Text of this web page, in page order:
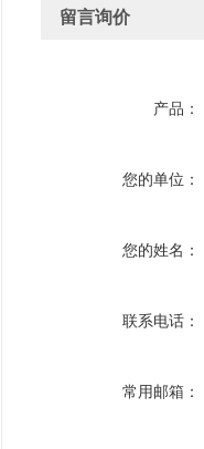
留言询价
产品：
您的单位：
您的姓名：
联系电话：
常用邮箱：